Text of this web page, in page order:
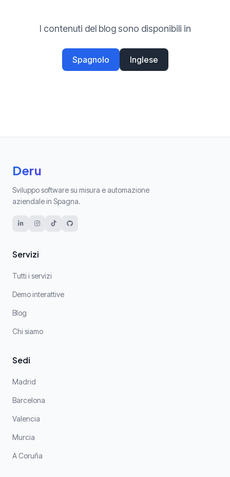
I contenuti del blog sono disponibili in
Spagnolo Inglese
Deru
Sviluppo software su misura e automazione
aziendale in Spagna.
Servizi
Tutti i servizi
Demo interattive
Blog
Chi siamo
Sedi
Madrid
Barcelona
Valencia
Murcia
A Coruña